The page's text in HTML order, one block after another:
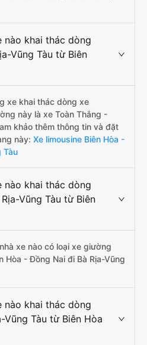
nào khai thác dòng
Vũng Tàu từ Biên
xe khai thác dòng xe
này là xe Toàn Thắng -
khảo thêm thông tin và đặt
này: Xe limousine Biên Hòa -
Tàu
nào khai thác dòng
Vũng Tàu từ Biên
xe nào có loại xe giường
Hòa - Đồng Nai đi Bà Rịa-Vũng
nào khai thác dòng
Tàu từ Biên Hòa